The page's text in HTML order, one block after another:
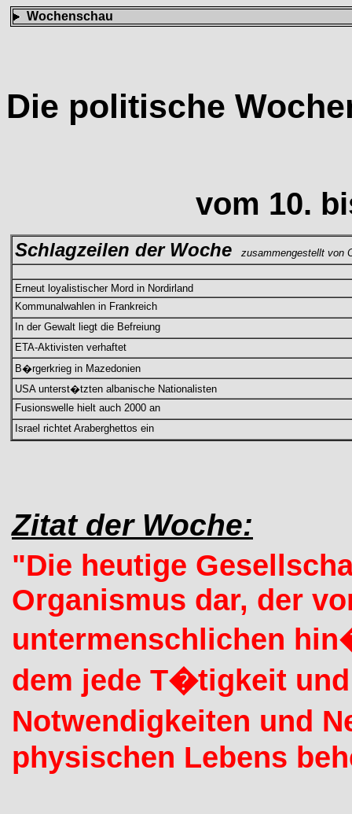
Wochenschau
Die politische
vom 10.
Schlagzeilen der Woche zusammengestellt von
Erneut loyalistischer Mord in Nordirland
Kommunalwahlen in Frankreich
In der Gewalt liegt die Befreiung
ETA-Aktivisten verhaftet
B�rgerkrieg in Mazedonien
USA unterst�tzten albanische Nationalisten
Fusionswelle hielt auch 2000 an
Israel richtet Araberghettos ein
Zitat der Woche:
"Die heutige
Organismus dar, der
untermenschlichen
dem jede T�tigkeit
Notwendigkeiten und
physischen Lebens